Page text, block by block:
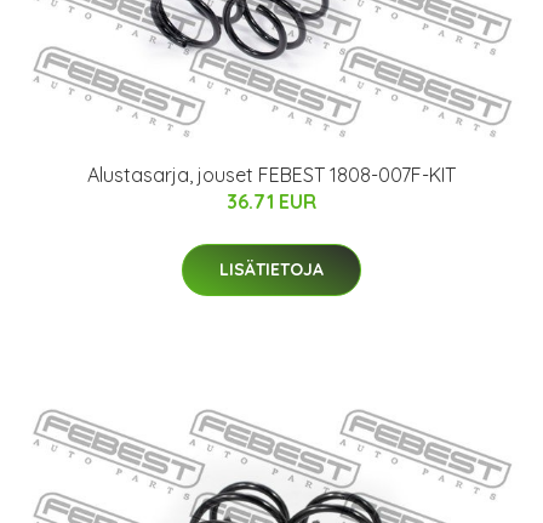
Alustasarja, jouset FEBEST 1808-007F-KIT
36.71 EUR
LISÄTIETOJA